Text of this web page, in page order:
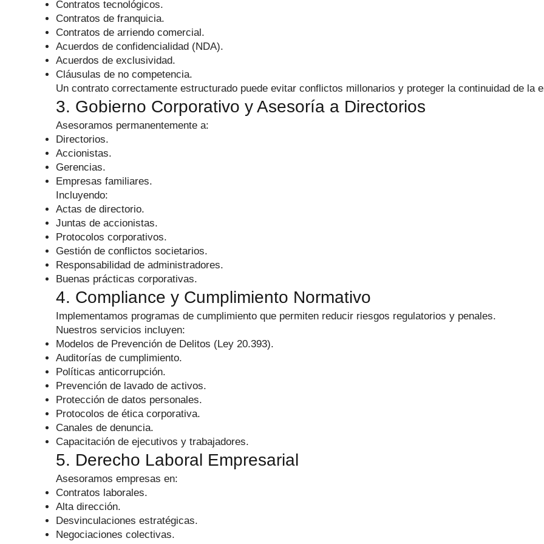
Contratos tecnológicos.
Contratos de franquicia.
Contratos de arriendo comercial.
Acuerdos de confidencialidad (NDA).
Acuerdos de exclusividad.
Cláusulas de no competencia.
Un contrato correctamente estructurado puede evitar conflictos millonarios y proteger la continuidad de la
3. Gobierno Corporativo y Asesoría a Directorios
Asesoramos permanentemente a:
Directorios.
Accionistas.
Gerencias.
Empresas familiares.
Incluyendo:
Actas de directorio.
Juntas de accionistas.
Protocolos corporativos.
Gestión de conflictos societarios.
Responsabilidad de administradores.
Buenas prácticas corporativas.
4. Compliance y Cumplimiento Normativo
Implementamos programas de cumplimiento que permiten reducir riesgos regulatorios y penales.
Nuestros servicios incluyen:
Modelos de Prevención de Delitos (Ley 20.393).
Auditorías de cumplimiento.
Políticas anticorrupción.
Prevención de lavado de activos.
Protección de datos personales.
Protocolos de ética corporativa.
Canales de denuncia.
Capacitación de ejecutivos y trabajadores.
5. Derecho Laboral Empresarial
Asesoramos empresas en:
Contratos laborales.
Alta dirección.
Desvinculaciones estratégicas.
Negociaciones colectivas.